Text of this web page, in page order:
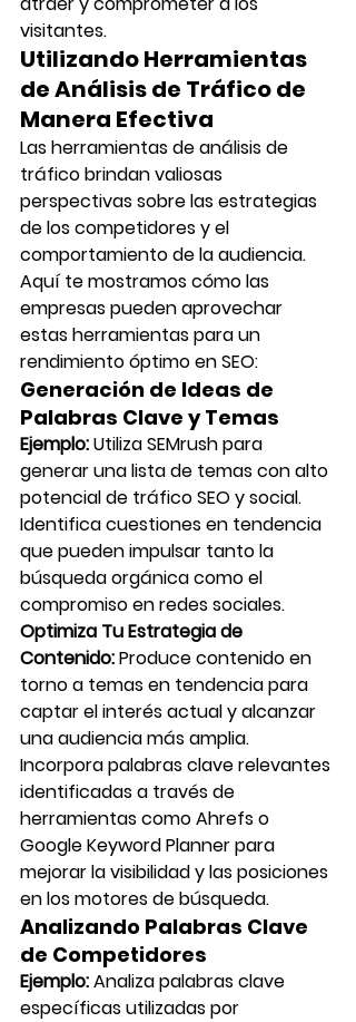
visitantes.
Utilizando Herramientas
de Análisis de Tráfico de
Manera Efectiva
Las herramientas de análisis de
tráfico brindan valiosas
perspectivas sobre las estrategias
de los competidores y el
comportamiento de la audiencia.
Aquí te mostramos cómo las
empresas pueden aprovechar
estas herramientas para un
rendimiento óptimo en SEO:
Generación de Ideas de
Palabras Clave y Temas
Ejemplo: Utiliza SEMrush para
generar una lista de temas con alto
potencial de tráfico SEO y social.
Identifica cuestiones en tendencia
que pueden impulsar tanto la
búsqueda orgánica como el
compromiso en redes sociales.
Optimiza Tu Estrategia de
Contenido: Produce contenido en
torno a temas en tendencia para
captar el interés actual y alcanzar
una audiencia más amplia.
Incorpora palabras clave relevantes
identificadas a través de
herramientas como Ahrefs o
Google Keyword Planner para
mejorar la visibilidad y las posiciones
en los motores de búsqueda.
Analizando Palabras Clave
de Competidores
Ejemplo: Analiza palabras clave
específicas utilizadas por